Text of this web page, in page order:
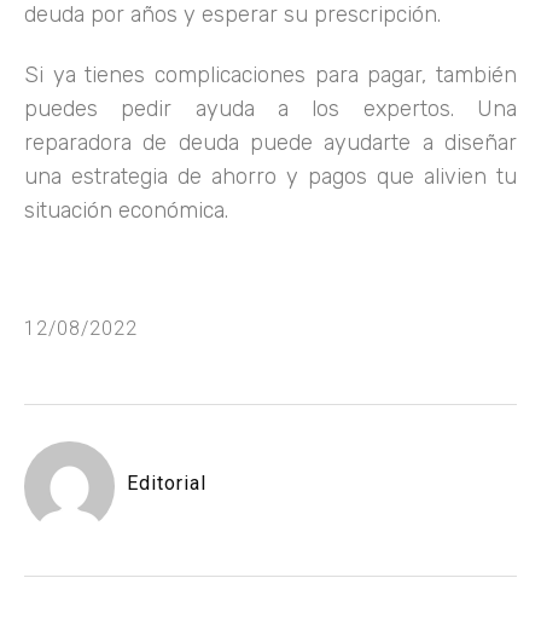
deuda por años y esperar su prescripción.
Si ya tienes complicaciones para pagar, también
puedes pedir ayuda a los expertos. Una
reparadora de deuda puede ayudarte a diseñar
una estrategia de ahorro y pagos que alivien tu
situación económica.
12/08/2022
Editorial